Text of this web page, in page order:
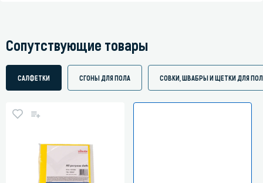
Сопутствующие товары
САЛФЕТКИ СГОНЫ ДЛЯ ПОЛА СОВКИ, ШВАБРЫ И ЩЕТКИ ДЛЯ